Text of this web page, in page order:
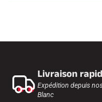
Livraison
Expédition depuis
Blanc